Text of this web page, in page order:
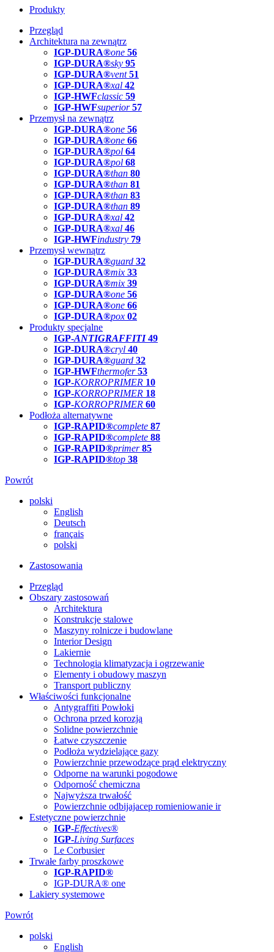
Produkty
Przegląd
Architektura na zewnątrz
IGP-DURA®one 56
IGP-DURA®sky 95
IGP-DURA®vent 51
IGP-DURA®xal 42
IGP-HWFclassic 59
IGP-HWFsuperior 57
Przemysł na zewnątrz
IGP-DURA®one 56
IGP-DURA®one 66
IGP-DURA®pol 64
IGP-DURA®pol 68
IGP-DURA®than 80
IGP-DURA®than 81
IGP-DURA®than 83
IGP-DURA®than 89
IGP-DURA®xal 42
IGP-DURA®xal 46
IGP-HWFindustry 79
Przemysł wewnątrz
IGP-DURA®guard 32
IGP-DURA®mix 33
IGP-DURA®mix 39
IGP-DURA®one 56
IGP-DURA®one 66
IGP-DURA®pox 02
Produkty specjalne
IGP-ANTIGRAFFITI49
IGP-DURA®cryl 40
IGP-DURA®guard 32
IGP-HWFthermofer 53
IGP-KORROPRIMER 10
IGP-KORROPRIMER 18
IGP-KORROPRIMER 60
Podłoża alternatywne
IGP-RAPID®complete 87
IGP-RAPID®complete 88
IGP-RAPID®primer 85
IGP-RAPID®top 38
Powrót
polski
English
Deutsch
français
polski
Zastosowania
Przegląd
Obszary zastosowań
Architektura
Konstrukcje stalowe
Maszyny rolnicze i budowlane
Interior Design
Lakiernie
Technologia klimatyzacja i ogrzewanie
Elementy i obudowy maszyn
Transport publiczny
Właściwości funkcjonalne
Antygraffiti Powłoki
Ochrona przed korozją
Solidne powierzchnie
Łatwe czyszczenie
Podłoża wydzielające gazy
Powierzchnie przewodzące prąd elektryczny
Odporne na warunki pogodowe
Odporność chemiczna
Najwyższa trwałość
Powierzchnie odbijajacep romieniowanie ir
Estetyczne powierzchnie
IGP-Effectives®
IGP-Living Surfaces
Le Corbusier
Trwałe farby proszkowe
IGP-RAPID®
IGP-DURA® one
Lakiery systemowe
Powrót
polski
English